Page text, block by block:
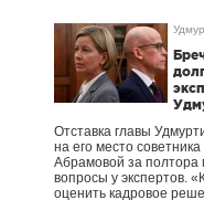
Отставка главы
на его место
Абрамовой за полтора
вопросы у экспертов.
оценить кадровое